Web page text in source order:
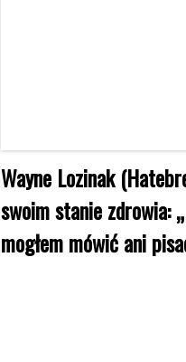
Wayne Lozinak
swoim stanie zdrowia:
mogłem mówić ani